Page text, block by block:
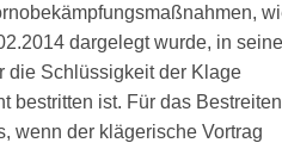
dargelegt wurde, in
die Schlüssigkeit der Klage
bestritten ist. Für das Bestreiten
wenn der klägerische Vortrag